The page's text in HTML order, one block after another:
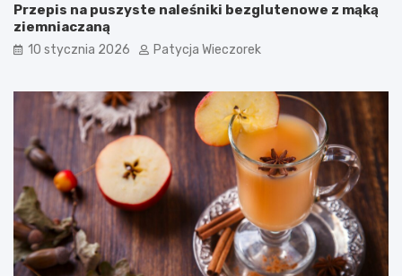
Przepis na puszyste naleśniki bezglutenowe z mąką
ziemniaczaną
10 stycznia 2026 Patycja Wieczorek